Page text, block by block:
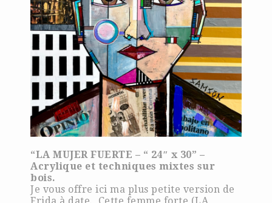
“LA MUJER FUERTE – “ 24″ x 30” –
Acrylique et techniques mixtes sur
bois.
Je vous offre ici ma plus petite version de